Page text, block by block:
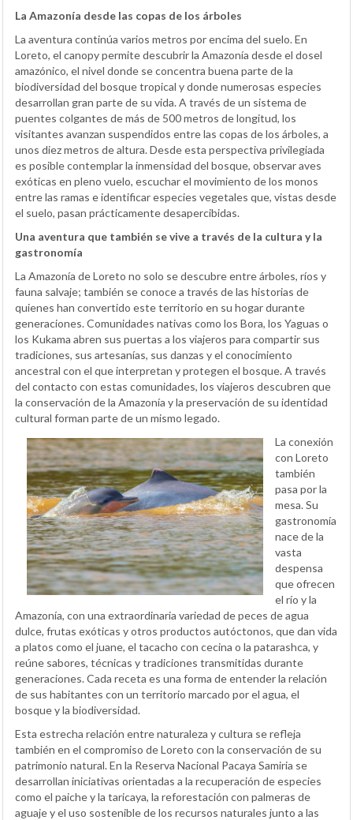
La Amazonía desde las copas de los árboles
La aventura continúa varios metros por encima del suelo. En
Loreto, el canopy permite descubrir la Amazonía desde el dosel
amazónico, el nivel donde se concentra buena parte de la
biodiversidad del bosque tropical y donde numerosas especies
desarrollan gran parte de su vida. A través de un sistema de
puentes colgantes de más de 500 metros de longitud, los
visitantes avanzan suspendidos entre las copas de los árboles, a
unos diez metros de altura. Desde esta perspectiva privilegiada
es posible contemplar la inmensidad del bosque, observar aves
exóticas en pleno vuelo, escuchar el movimiento de los monos
entre las ramas e identificar especies vegetales que, vistas desde
el suelo, pasan prácticamente desapercibidas.
Una aventura que también se vive a través de la cultura y la
gastronomía
La Amazonía de Loreto no solo se descubre entre árboles, ríos y
fauna salvaje; también se conoce a través de las historias de
quienes han convertido este territorio en su hogar durante
generaciones. Comunidades nativas como los Bora, los Yaguas o
los Kukama abren sus puertas a los viajeros para compartir sus
tradiciones, sus artesanías, sus danzas y el conocimiento
ancestral con el que interpretan y protegen el bosque. A través
del contacto con estas comunidades, los viajeros descubren que
la conservación de la Amazonía y la preservación de su identidad
cultural forman parte de un mismo legado.
La conexión
con Loreto
también
pasa por la
mesa. Su
gastronomía
nace de la
vasta
despensa
que ofrecen
el río y la
Amazonía, con una extraordinaria variedad de peces de agua
dulce, frutas exóticas y otros productos autóctonos, que dan vida
a platos como el juane, el tacacho con cecina o la patarashca, y
reúne sabores, técnicas y tradiciones transmitidas durante
generaciones. Cada receta es una forma de entender la relación
de sus habitantes con un territorio marcado por el agua, el
bosque y la biodiversidad.
Esta estrecha relación entre naturaleza y cultura se refleja
también en el compromiso de Loreto con la conservación de su
patrimonio natural. En la Reserva Nacional Pacaya Samiria se
desarrollan iniciativas orientadas a la recuperación de especies
como el paiche y la taricaya, la reforestación con palmeras de
aguaje y el uso sostenible de los recursos naturales junto a las